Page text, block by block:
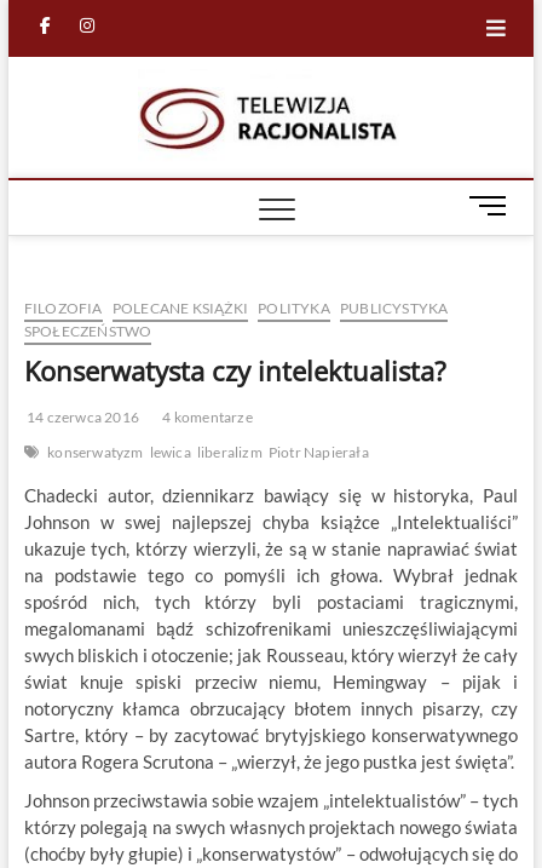
facebook
in
M
e
FILOZOFIA POLECANE KSIĄŻKI POLITYKA
PUBLICYSTYKA
SPOŁECZEŃSTWO
Konserwatysta czy intelektualista?
14 czerwca 2016
4 komentarze
konserwatyzm lewica liberalizm Piotr Napierała
Chadecki autor, dziennikarz bawiący się w historyka, Paul
Johnson w swej najlepszej chyba książce „Intelektualiści”
ukazuje tych, którzy wierzyli, że są w stanie naprawiać świat
na podstawie tego co pomyśli ich głowa. Wybrał jednak
spośród nich, tych którzy byli postaciami tragicznymi,
megalomanami bądź schizofrenikami unieszczęśliwiającymi
swych bliskich i otoczenie; jak Rousseau, który wierzył że cały
świat knuje spiski przeciw niemu, Hemingway – pijak i
notoryczny kłamca obrzucający błotem innych pisarzy, czy
Sartre, który – by zacytować brytyjskiego konserwatywnego
autora Rogera Scrutona – „wierzył, że jego pustka jest święta”.
Johnson przeciwstawia sobie wzajem „intelektualistów” – tych
którzy polegają na swych własnych projektach nowego świata
(choćby były głupie) i „konserwatystów” – odwołujących się do